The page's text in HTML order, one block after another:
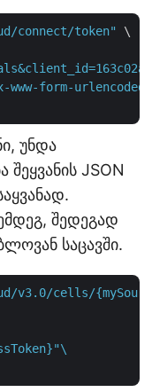
connect/token"
\
form-urlencoded"
უნდა
JSON
შედეგად
საცავში.
cells/